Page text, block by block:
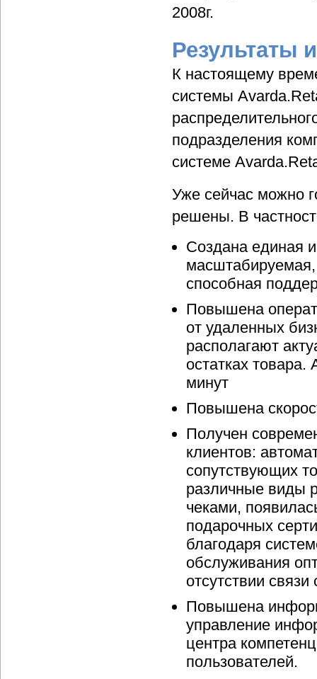
2008г.
Результаты
К настоящему
системы
подразделения
системе
Уже сейчас можно
решены. В
Создана единая
способная
Повышена
от удаленных
располагают
остатках товара.
минут
Повышена
Получен
клиентов:
сопутствующих
различные виды
чеками,
подарочных
благодаря
обслуживания
отсутствии
Повышена
управление
центра
пользователей.